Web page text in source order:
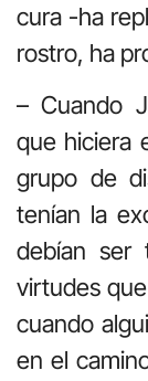
cura -ha
rostro, ha
– Cuando
que hiciera
grupo de
tenían la
debían ser
virtudes
cuando
en el